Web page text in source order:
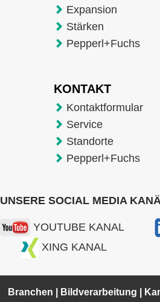
Expansion
Stärken
Pepperl+Fuchs
KONTAKT
Kontaktformular
Service
Standorte
Pepperl+Fuchs
UNSERE SOCIAL MEDIA
YOUTUBE KANAL
XING KANAL
Branchen Bildverarbeitung